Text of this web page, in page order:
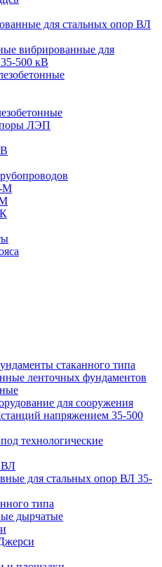
для стальных опор ВЛ
вибрированные для
500 кВ
ЛЭП
М
стаканного типа
ленточных фундаментов
для сооружения
напряжением 35-500
технологические
ВЛ
для стальных опор ВЛ 35-
типа
дырчатые